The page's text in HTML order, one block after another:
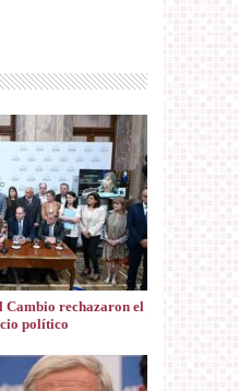
Cambio rechazaron el
político